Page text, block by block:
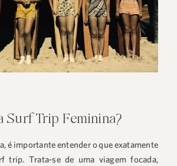
Surf Trip Feminina?
é importante entender o que exatamente
trip. Trata-se de uma viagem focada,